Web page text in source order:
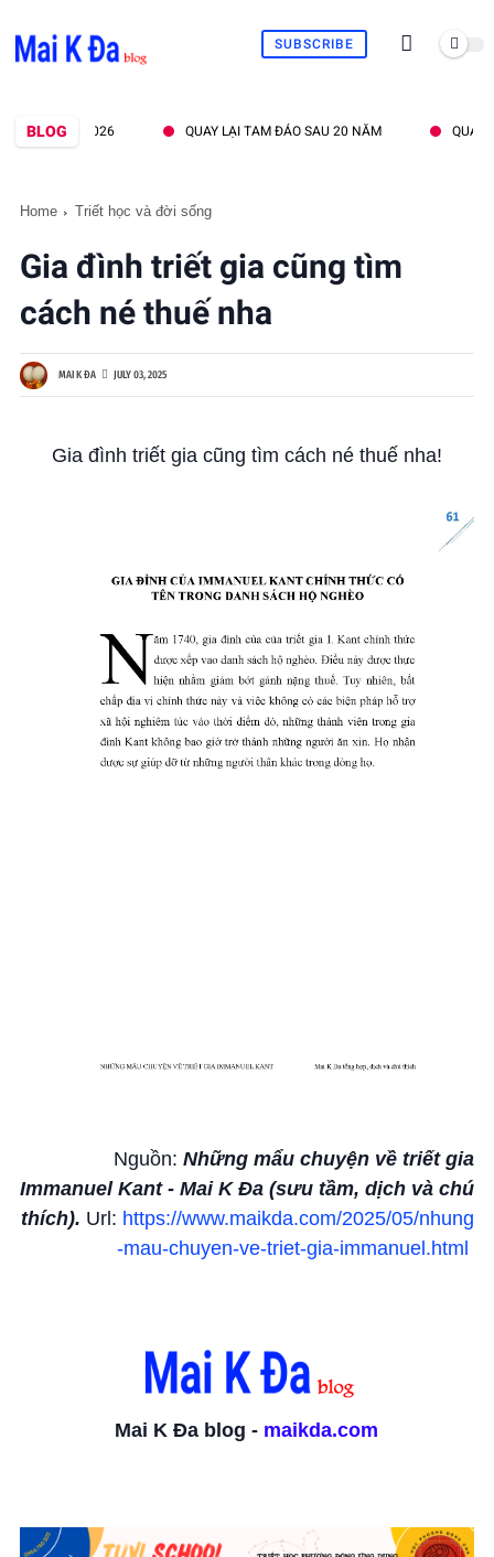
SUBSCRIBE
BLOG
7.2026 QUAY LẠI TAM ĐẢO SAU 20 NĂM QUAN
Home Triết học và đời sống
Gia đình triết gia cũng tìm
cách né thuế nha
MAI K ĐA JULY 03, 2025
Gia đình triết gia cũng tìm cách né thuế nha!
Nguồn:Những mẩu chuyện về triết gia
Immanuel Kant - Mai K Đa (sưu tầm, dịch và chú
thích). Url: https://www.maikda.com/2025/05/nhung
-mau-chuyen-ve-triet-gia-immanuel.html
Mai K Đa blog - maikda.com